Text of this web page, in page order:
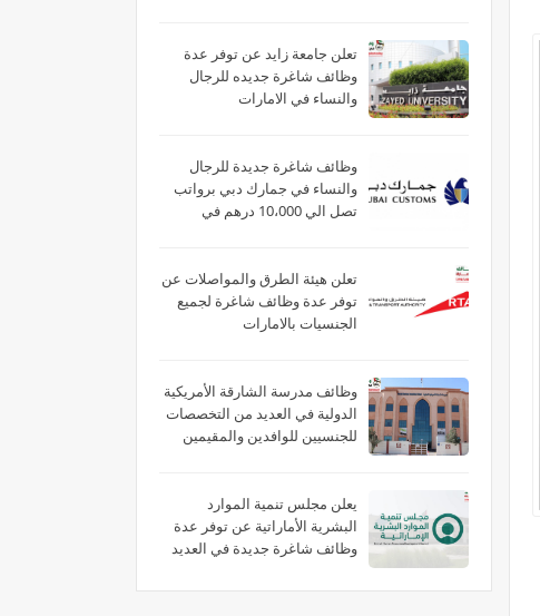
تعلن جامعة زايد عن توفر عدة
وظائف شاغرة جديده للرجال
والنساء في الامارات
وظائف شاغرة جديدة للرجال
والنساء في جمارك دبي برواتب
تصل الي 10،000 درهم في
تعلن هيئة الطرق والمواصلات عن
توفر عدة وظائف شاغرة لجميع
الجنسيات بالامارات
وظائف مدرسة الشارقة الأمريكية
الدولية في العديد من التخصصات
للجنسيين للوافدين والمقيمين
يعلن مجلس تنمية الموارد
البشرية الأماراتية عن توفر عدة
وظائف شاغرة جديدة في العديد
درهم شهريا بدبي